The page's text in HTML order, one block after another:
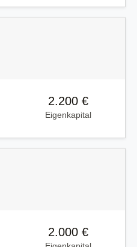
2.200 €
Eigenkapital
2.000 €